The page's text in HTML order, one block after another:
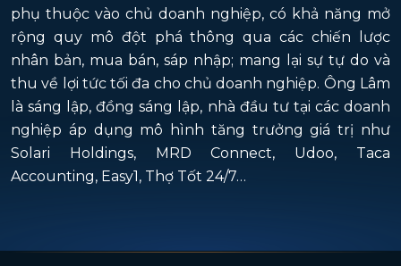
phụ thuộc vào chủ doanh nghiệp, có khả năng mở
rộng quy mô đột phá thông qua các chiến lược
nhân bản, mua bán, sáp nhập; mang lại sự tự do và
thu về lợi tức tối đa cho chủ doanh nghiệp. Ông Lâm
là sáng lập, đồng sáng lập, nhà đầu tư tại các doanh
nghiệp áp dụng mô hình tăng trưởng giá trị như
Solari Holdings, MRD Connect, Udoo, Taca
Accounting, Easy1, Thợ Tốt 24/7…